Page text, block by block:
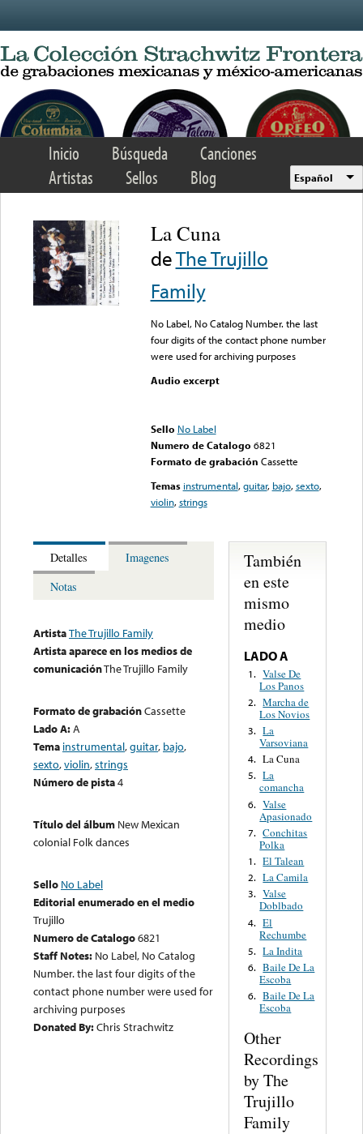
Inicio Búsqueda
Canciones
Artistas
Sellos Blog Español
La Cuna
deThe Trujillo
Family
No Label, No Catalog Number. the last
four digits of the contact phone number
were used for archiving purposes
Audio excerpt
Sello No Label
Numero de Catalogo 6821
Formato de grabación Cassette
Temas instrumental,guitar, bajo,sexto,
violin,strings
Detalles
Imagenes
Notas
ArtistaThe Trujillo Family
Artista aparece en los medios de
comunicaciónThe Trujillo Family
Formato de grabaciónCassette
Lado A:A
Tema instrumental,guitar, bajo,
sexto,violin,strings
Número de pista4
Título del álbum New Mexican
colonial Folk dances
Sello No Label
Editorial enumerado en el medio
Trujillo
Numero de Catalogo6821
Staff Notes: No Label, No Catalog
Number. the last four digits of the
contact phone number were used for
archiving purposes
Donated By:Chris Strachwitz
También
en este
mismo
medio
LADO A
1. Valse De
Los Panos
2. Marcha de
Los Novios
3. La
Varsoviana
4. La Cuna
5. La
comancha
6. Valse
Apasionado
7. Conchitas
Polka
1. El Talean
2. La Camila
3. Valse
Doblbado
4. El
Rechumbe
5. La Indita
6. Baile De La
Escoba
6. Baile De La
Escoba
Other
Recordings
by The
Trujillo
Family